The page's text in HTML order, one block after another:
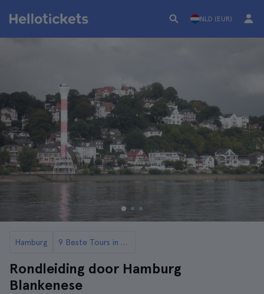
NLD (EUR)
Hamburg 9 Beste Tours in Hamburg
Rondleiding door Hamburg
Blankenese